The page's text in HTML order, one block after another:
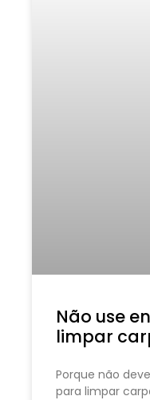
Não use
limpar
Porque não
para limpar